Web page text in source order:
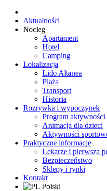
Aktualności
Nocleg
Apartament
Hotel
Camping
Lokalizacja
Lido Altanea
Plaża
Transport
Historia
Rozrywka i wypoczynek
Program aktywności
Animacja dla dzieci
Aktywności
Praktyczne informacje
Lekarze i pierwsza
Bezpieczeństwo
Sklepy i rynki
Kontakt
Polski